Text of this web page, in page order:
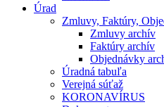
Úrad
Zmluvy, Faktúry,
Zmluvy archív
Faktúry archív
Objednávky
Úradná tabuľa
Verejná súťaž
KORONAVÍRUS